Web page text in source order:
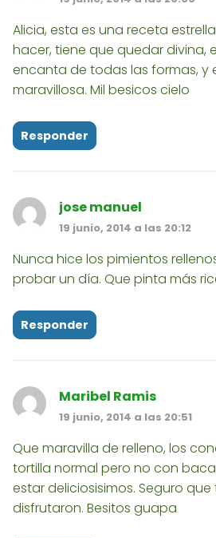
Alicia, esta es una receta
hacer, tiene que quedar divina,
encanta de todas las formas, y
maravillosa. Mil besicos cielo
Responder
jose manuel
19 junio, 2014 a las 20:12
Nunca hice los pimientos
probar un día. Que pinta más
Responder
Maribel Ramis
19 junio, 2014 a las 20:51
Que maravilla de relleno, los
tortilla normal pero no con
estar deliciosisimos. Seguro
disfrutaron. Besitos guapa